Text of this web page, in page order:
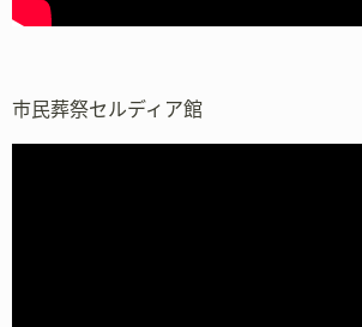
市民葬祭セルディア館